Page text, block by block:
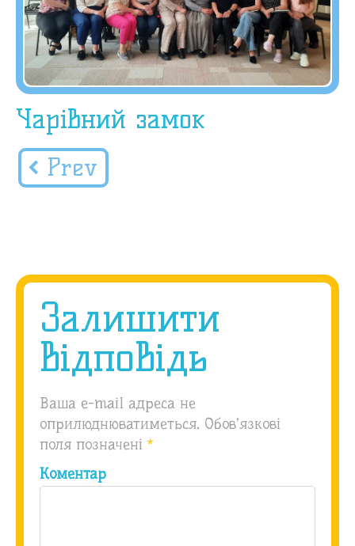
Чарівний замок
Prev
Залишити
відповідь
Ваша e-mail адреса не
оприлюднюватиметься. Обов’язкові
поля позначені *
Коментар